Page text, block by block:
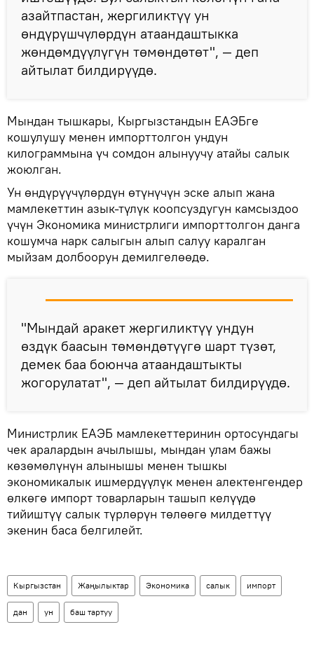
азайтпастан, жергиликтүү ун
өндүрүшчүлөрдүн атаандаштыкка
жөндөмдүүлүгүн төмөндөтөт", — деп
айтылат билдирүүдө.
Мындан тышкары, Кыргызстандын ЕАЭБге
кошулушу менен импорттолгон ундун
килограммына үч сомдон алынуучу атайы салык
жоюлган.
Ун өндүрүүчүлөрдүн өтүнүчүн эске алып жана
мамлекеттин азык-түлүк коопсуздугун камсыздоо
үчүн Экономика министрлиги импорттолгон данга
кошумча нарк салыгын алып салуу каралган
мыйзам долбоорун демилгелөөдө.
"Мындай аракет жергиликтүү ундун
өздүк баасын төмөндөтүүгө шарт түзөт,
демек баа боюнча атаандаштыкты
жогорулатат", — деп айтылат билдирүүдө.
Министрлик ЕАЭБ мамлекеттеринин ортосундагы
чек аралардын ачылышы, мындан улам бажы
көзөмөлүнүн алынышы менен тышкы
экономикалык ишмердүүлүк менен алектенгендер
өлкөгө импорт товарларын ташып келүүдө
тийиштүү салык түрлөрүн төлөөгө милдеттүү
экенин баса белгилейт.
Кыргызстан Жаңылыктар Экономика салык импорт
дан ун баш тартуу